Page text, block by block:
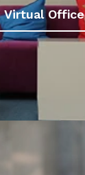
Virtual Office